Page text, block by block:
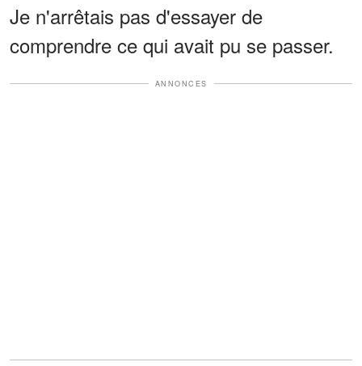
Je n'arrêtais pas d'essayer de
comprendre ce qui avait pu se passer.
ANNONCES